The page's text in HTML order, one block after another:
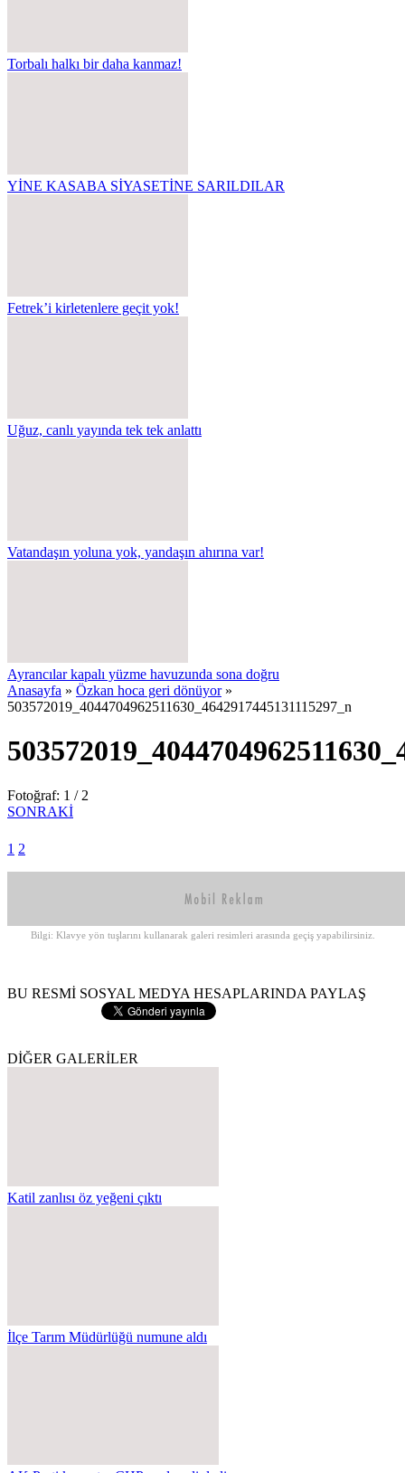
Torbalı halkı bir daha kanmaz!
YİNE KASABA SİYASETİNE SARILDILAR
Fetrek’i kirletenlere geçit yok!
Uğuz, canlı yayında tek tek anlattı
Vatandaşın yoluna yok, yandaşın ahırına var!
Ayrancılar kapalı yüzme havuzunda sona doğru
Anasayfa » Özkan hoca geri dönüyor »
503572019_4044704962511630_4642917445131115297_n
Fotoğraf: 1 / 2
SONRAKİ
1 2
Bilgi: Klavye yön tuşlarını kullanarak galeri resimleri arasında geçiş yapabilirsiniz.
BU RESMİ SOSYAL MEDYA HESAPLARINDA PAYLAŞ
DİĞER GALERİLER
Katil zanlısı öz yeğeni çıktı
İlçe Tarım Müdürlüğü numune aldı